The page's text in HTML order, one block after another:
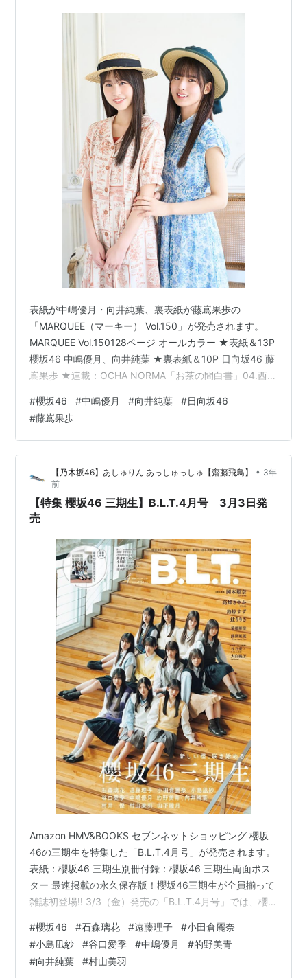
表紙が中嶋優月・向井純葉、裏表紙が藤嶌果歩の
「MARQUEE（マーキー） Vol.150」が発売されます。
MARQUEE Vol.150128ページ オールカラー ★表紙＆13P
櫻坂46 中嶋優月、向井純葉 ★裏表紙＆10P 日向坂46 藤
嶌果歩 ★連載：OCHA NORMA「お茶の間白書」04.西﨑
果歩 櫻井陽夏 4P ★高嶺のなでしこ 日向端ひな 4P ★ナ
ナランド ★FRUITS ZIPPER 松本かれん
★JamsCollection 集合撮影＆インタビュー連載：津代美
月（JamsCollection）「つしログ」4P…
#櫻坂46 #中嶋優月 #向井純葉 #日向坂46
#藤嶌果歩
【乃木坂46】あしゅりん あっしゅっしゅ【齋藤飛鳥】 • 3年
前
【特集 櫻坂46 三期生】B.L.T.4月号 3月3日発
売
Amazon HMV&BOOKS セブンネットショッピング 櫻坂
46の三期生を特集した「B.L.T.4月号」が発売されます。
表紙：櫻坂46 三期生別冊付録：櫻坂46 三期生両面ポス
ター 最速掲載の永久保存版！櫻坂46三期生が全員揃って
雑誌初登場!! 3/3（金）発売の「B.L.T.4月号」では、櫻
から始まった「櫻坂46新メンバーオーディション」には
4万5千人を超える応募が。現在、その狭き門をくぐり抜
けた石森璃花、遠藤理子、小田倉麗奈、小島凪紗、谷口
#櫻坂46 #石森璃花 #遠藤理子 #小田倉麗奈
#小島凪紗 #谷口愛季 #中嶋優月 #的野美青
#向井純葉 #村山美羽